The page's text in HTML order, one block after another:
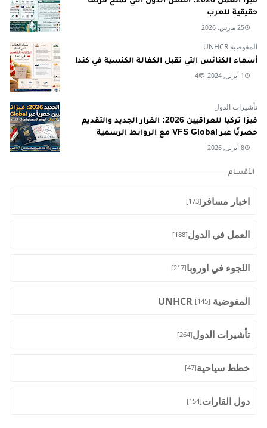
حقيقية للعرب
25 مارس, 2026
المفوضية UNHCR
أسماء الكنائس التي تقبل الكفالة الكنسية في كندا
1 أبريل, 2024 4
تأشيرات الدول
فيزا تركيا للعراقيين 2026: القرار الجديد والتقديم
حصريًا عبر VFS Global مع الروابط الرسمية
8 أبريل, 2026
الأقسام
اخبار مسافر [173]
العمل في الدول[188]
اللجوء في اوروبا[217]
المفوضية UNHCR [145]
تأشيرات الدول[264]
خطط سياحية[47]
دول القارات[154]